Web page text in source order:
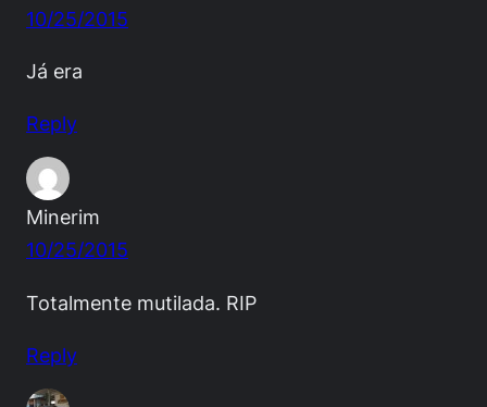
10/25/2015
Já era
Reply
Minerim
10/25/2015
Totalmente mutilada. RIP
Reply